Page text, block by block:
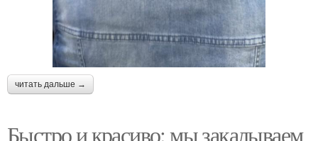
читать дальше →
Быстро и красиво: мы закалываем